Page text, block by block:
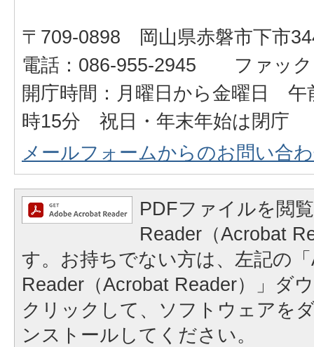
〒709-0898 岡山県赤磐市下市
電話：086-955-2945 ファック
開庁時間：月曜日から金曜日 午
時15分 祝日・年末年始は閉庁
メールフォームからのお問い合
PDFファイルを閲
Reader（Acrobat
す。お持ちでない方は、左記の
Reader（Acrobat Reader）」ダ
クリックして、ソフトウェアを
ンストールしてください。